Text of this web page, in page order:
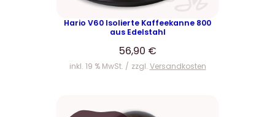
Hario V60 Isolierte Kaffeekanne 800
aus Edelstahl
56,90 €
inkl. 19 % MwSt. zzgl. Versandkosten